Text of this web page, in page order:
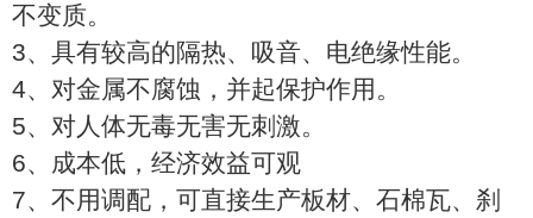
不变质。
3、具有较高的隔热、吸音、电绝缘性能。
4、对金属不腐蚀，并起保护作用。
5、对人体无毒无害无刺激。
6、成本低，经济效益可观
7、不用调配，可直接生产板材、石棉瓦、刹